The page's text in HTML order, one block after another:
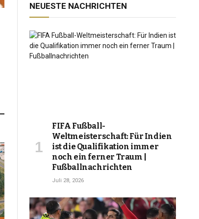
NEUESTE NACHRICHTEN
FIFA Fußball-
Weltmeisterschaft: Für Indien
ist die Qualifikation immer
noch ein ferner Traum |
Fußballnachrichten
Juli 28, 2026